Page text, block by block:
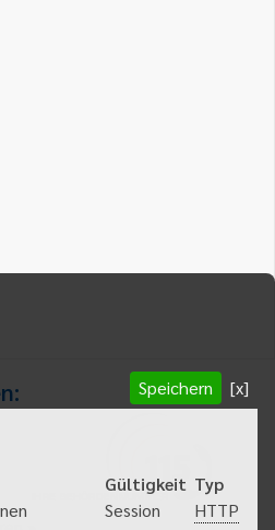
Speichern [x]
Gültigkeit Typ
Session
HTTP